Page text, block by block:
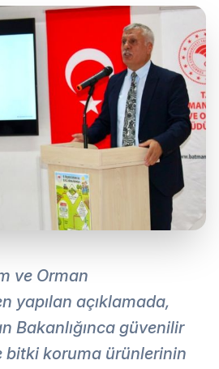
ve Orman
yapılan açıklamada,
Bakanlığınca güvenilir
bitki koruma ürünlerinin